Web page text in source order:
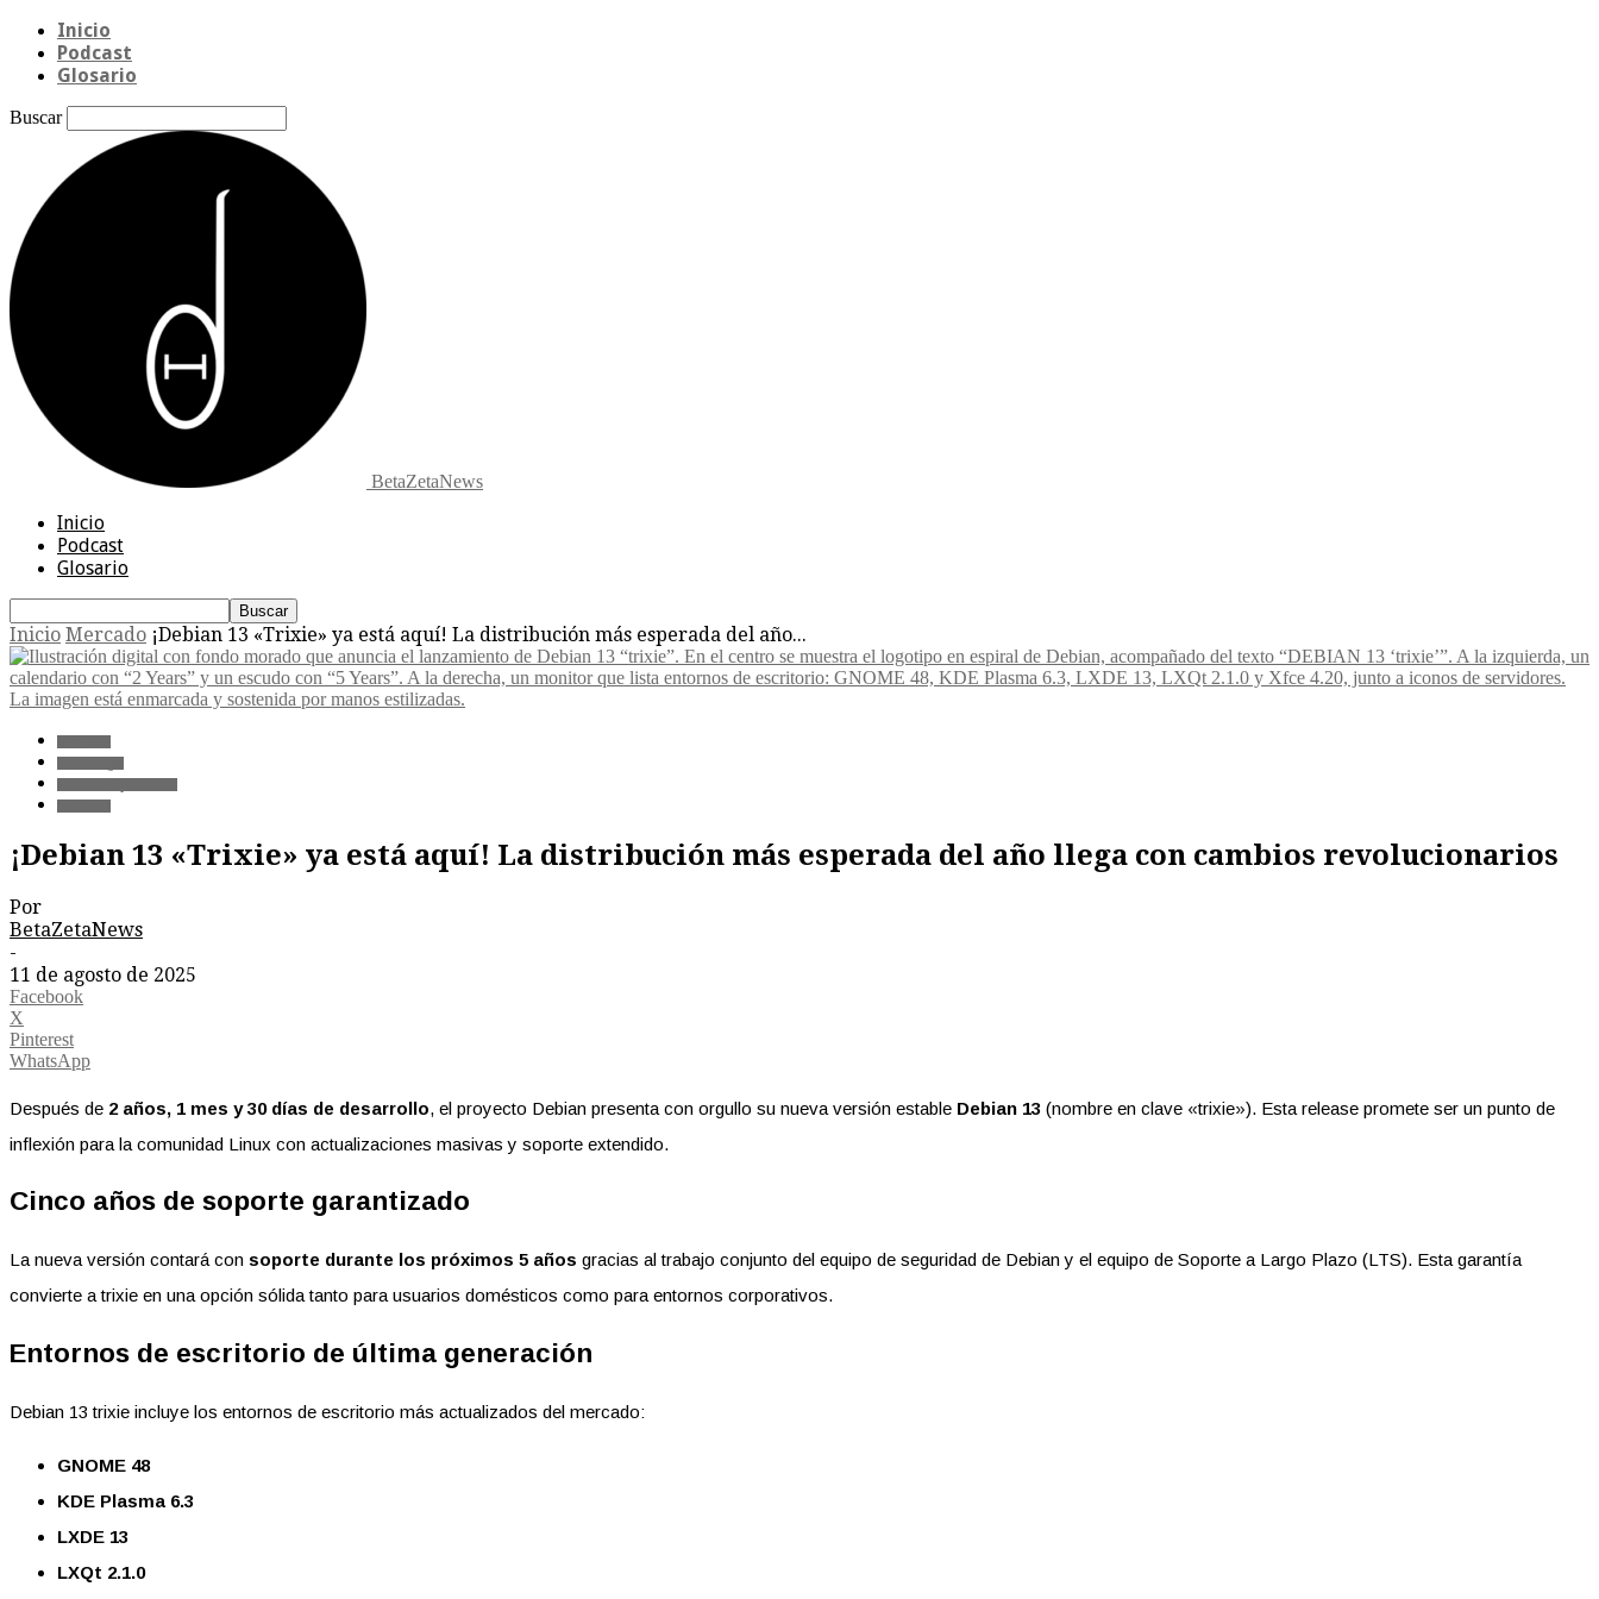
Inicio
Podcast
Glosario
Buscar
BetaZetaNews
Inicio
Podcast
Glosario
Inicio Mercado ¡Debian 13 «Trixie» ya está aquí! La distribución más esperada del año...
¡Debian 13 «Trixie» ya está aquí! La distribución más esperada del año llega con cambios revolucionarios
Por
BetaZetaNews
-
11 de agosto de 2025
Facebook
X
Pinterest
WhatsApp
Después de 2 años, 1 mes y 30 días de desarrollo, el proyecto Debian presenta con orgullo su nueva versión estable Debian 13 (nombre en clave «trixie»). Esta release promete ser un punto de
inflexión para la comunidad Linux con actualizaciones masivas y soporte extendido.
Cinco años de soporte garantizado
La nueva versión contará con soporte durante los próximos 5 años gracias al trabajo conjunto del equipo de seguridad de Debian y el equipo de Soporte a Largo Plazo (LTS). Esta garantía
convierte a trixie en una opción sólida tanto para usuarios domésticos como para entornos corporativos.
Entornos de escritorio de última generación
Debian 13 trixie incluye los entornos de escritorio más actualizados del mercado:
GNOME 48
KDE Plasma 6.3
LXDE 13
LXQt 2.1.0